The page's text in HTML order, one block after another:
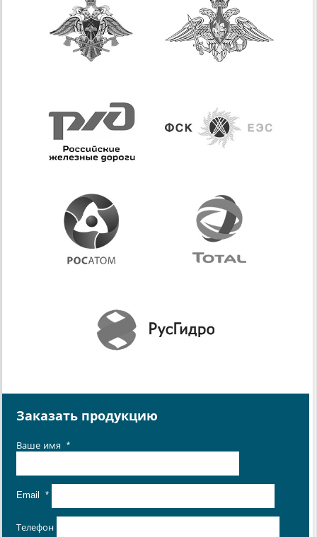
Заказать продукцию
Ваше имя *
Email *
Телефон